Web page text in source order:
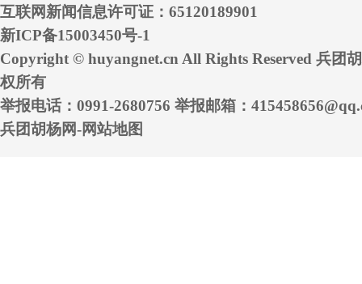
互联网新闻信息许可证：65120189901
新ICP备15003450号-1
Copyright © huyangnet.cn All Rights Reserved 兵团
权所有
举报电话：0991-2680756 举报邮箱：
兵团胡杨网-网站地图